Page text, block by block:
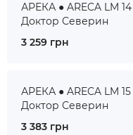
АРЕКА ● ARECA LM
Доктор Северин
3 259 грн
АРЕКА ● ARECA LM
Доктор Северин
3 383 грн